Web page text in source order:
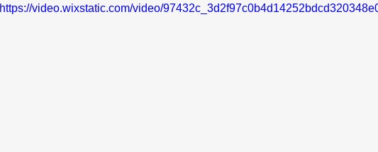
https://video.wixstatic.com/video/